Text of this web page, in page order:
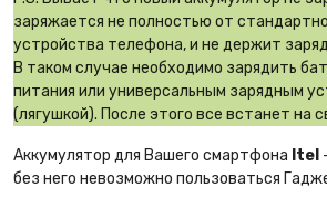
заряжается не полностью от
устройства телефона, и не держит
В таком случае необходимо зарядить
питания или универсальным зарядным
(лягушкой). После этого все встанет на
Аккумулятор для Вашего смартфона Itel
без него невозможно пользоваться